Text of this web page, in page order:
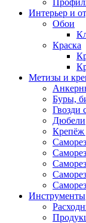
Интерьер и
Обои
Краска
Метизы и
Буры,
Гвозди
Дюбели
Крепёж
Инструменты